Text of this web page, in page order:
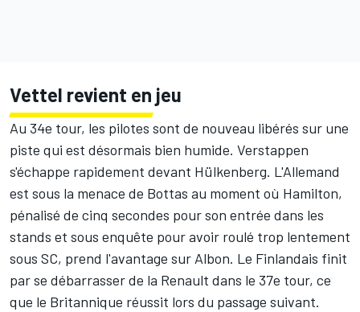
Vettel revient en jeu
Au 34e tour, les pilotes sont de nouveau libérés sur une
piste qui est désormais bien humide. Verstappen
s'échappe rapidement devant Hülkenberg. L'Allemand
est sous la menace de Bottas au moment où Hamilton,
pénalisé de cinq secondes pour son entrée dans les
stands et sous enquête pour avoir roulé trop lentement
sous SC, prend l'avantage sur Albon. Le Finlandais finit
par se débarrasser de la Renault dans le 37e tour, ce
que le Britannique réussit lors du passage suivant.